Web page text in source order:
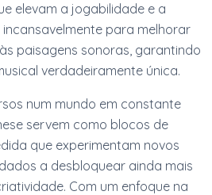
elevam a jogabilidade e a
para melhorar
paisagens sonoras, garantindo
verdadeiramente única.
num mundo em constante
servem como blocos de
que experimentam novos
a desbloquear ainda mais
Com um enfoque na